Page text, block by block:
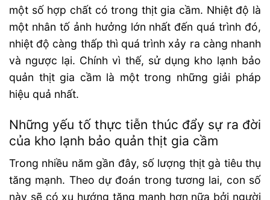
một số hợp chất có trong thịt gia cầm. Nhiệt độ là
một nhân tố ảnh hưởng lớn nhất đến quá trình đó,
nhiệt độ càng thấp thì quá trình xảy ra càng nhanh
và ngược lại. Chính vì thế, sử dụng kho lạnh bảo
quản thịt gia cầm là một trong những giải pháp
hiệu quả nhất.
Những yếu tố thực tiễn thúc đẩy sự ra đời
của kho lạnh bảo quản thịt gia cầm
Trong nhiều năm gần đây, số lượng thịt gà tiêu thụ
tăng mạnh. Theo dự đoán trong tương lai, con số
này sẽ có xu hướng tăng mạnh hơn nữa bởi người